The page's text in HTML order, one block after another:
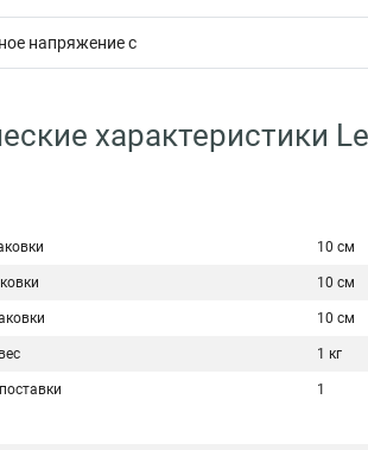
напряжение с
характеристики
10 см
10 см
10 см
1 кг
1